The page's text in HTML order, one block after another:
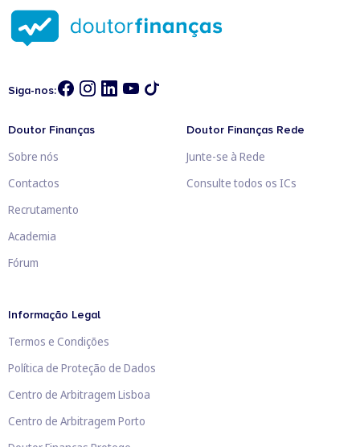
Siga-nos:
Doutor Finanças
Sobre nós
Contactos
Recrutamento
Academia
Fórum
Doutor Finanças Rede
Junte-se à Rede
Consulte todos os ICs
Informação Legal
Termos e Condições
Política de Proteção de Dados
Centro de Arbitragem Lisboa
Centro de Arbitragem Porto